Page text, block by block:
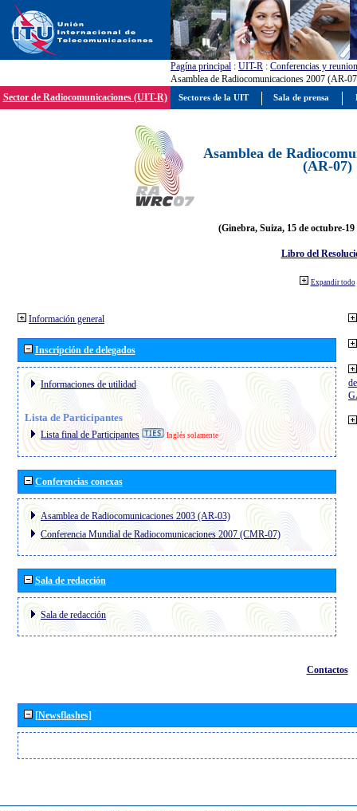
Pagína principal : UIT-R : Conferencias y
Asamblea de Radiocomunicaciones 2007 (AR-
Sector de Radiocomunicaciones (UIT-R)
Asamblea de
(AR-07)
(Ginebra, Suiza, 15 de octubre-19
Libro del
Expandir todo
Información general
Inscripción de delegados
Informaciones de utilidad
Lista de Participantes
Lista final de Participantes Inglés solamente
Conferencias conexas
Asamblea de Radiocomunicaciones 2003 (AR-03)
Conferencia Mundial de Radiocomunicaciones 2007 (CMR-07)
Sala de redacción
Sala de redacción
Contactos
[Newsflashes]
Sectores de la UIT Sala de prensa